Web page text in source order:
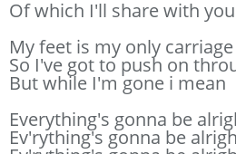
Of which I'll share with you
My feet is my only carriage
So I've got to push on
But while I'm gone i mean
Everything's gonna be
Ev'rything's gonna be